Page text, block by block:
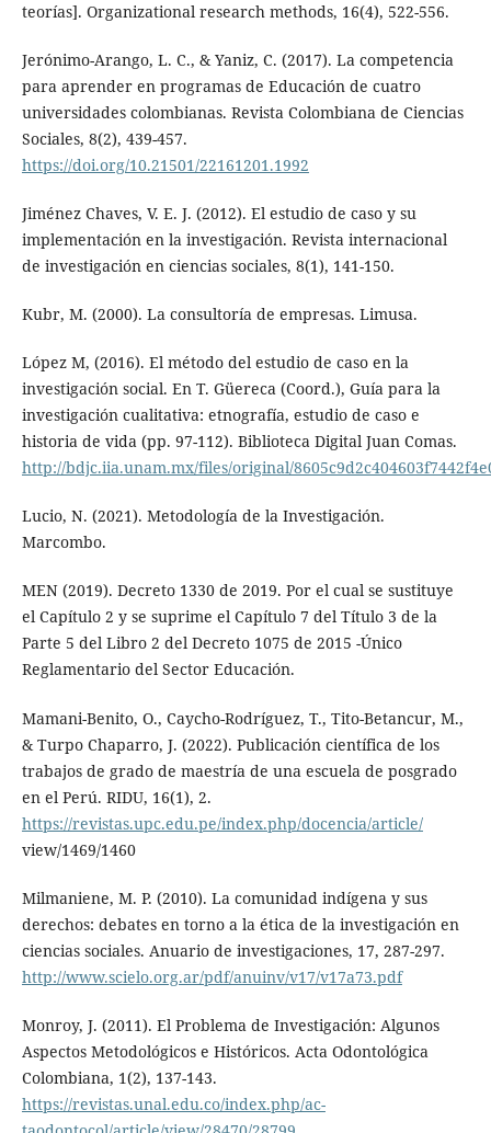
teorías]. Organizational research methods, 16(4), 522-556.
Jerónimo-Arango, L. C., & Yaniz, C. (2017). La competencia
para aprender en programas de Educación de cuatro
universidades colombianas. Revista Colombiana de Ciencias
Sociales, 8(2), 439-457.
https://doi.org/10.21501/22161201.1992
Jiménez Chaves, V. E. J. (2012). El estudio de caso y su
implementación en la investigación. Revista internacional
de investigación en ciencias sociales, 8(1), 141-150.
Kubr, M. (2000). La consultoría de empresas. Limusa.
López M, (2016). El método del estudio de caso en la
investigación social. En T. Güereca (Coord.), Guía para la
investigación cualitativa: etnografía, estudio de caso e
historia de vida (pp. 97-112). Biblioteca Digital Juan Comas.
http://bdjc.iia.unam.mx/files/original/
Lucio, N. (2021). Metodología de la Investigación.
Marcombo.
MEN (2019). Decreto 1330 de 2019. Por el cual se sustituye
el Capítulo 2 y se suprime el Capítulo 7 del Título 3 de la
Parte 5 del Libro 2 del Decreto 1075 de 2015 -Único
Reglamentario del Sector Educación.
Mamani-Benito, O., Caycho-Rodríguez, T., Tito-Betancur, M.,
& Turpo Chaparro, J. (2022). Publicación científica de los
trabajos de grado de maestría de una escuela de posgrado
en el Perú. RIDU, 16(1), 2.
https://revistas.upc.edu.pe/index.php/docencia/article/
view/1469/1460
Milmaniene, M. P. (2010). La comunidad indígena y sus
derechos: debates en torno a la ética de la investigación en
ciencias sociales. Anuario de investigaciones, 17, 287-297.
http://www.scielo.org.ar/pdf/anuinv/v17/v17a73.pdf
Monroy, J. (2011). El Problema de Investigación: Algunos
Aspectos Metodológicos e Históricos. Acta Odontológica
Colombiana, 1(2), 137-143.
https://revistas.unal.edu.co/index.php/ac-